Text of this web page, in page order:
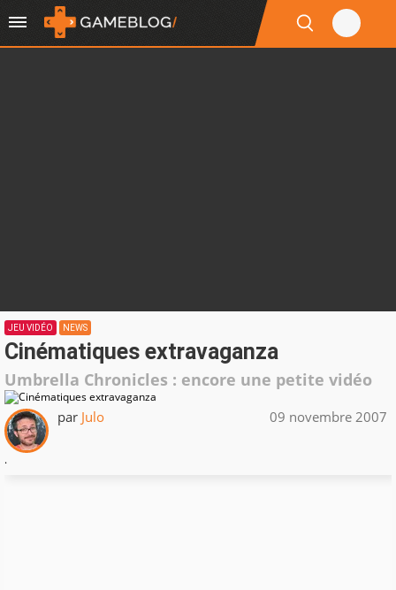
JEU VIDÉO NEWS
Cinématiques extravaganza
Umbrella Chronicles : encore une petite vidéo
par Julo 09 novembre 2007
.